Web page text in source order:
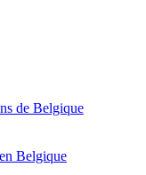
de Belgique
Belgique